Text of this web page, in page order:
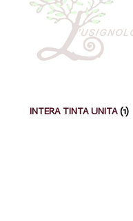
INTERA TINTA UNITA(1)